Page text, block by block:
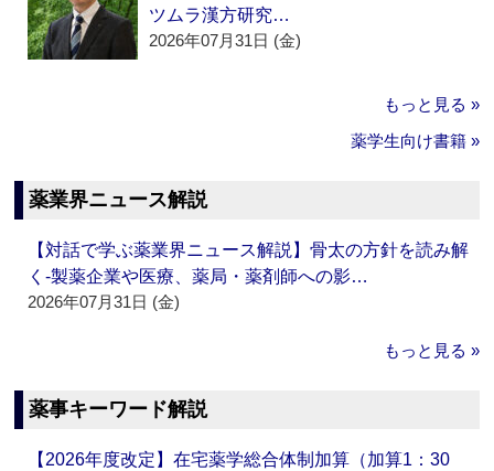
ツムラ漢方研究…
2026年07月31日 (金)
もっと見る »
薬学生向け書籍 »
薬業界ニュース解説
【対話で学ぶ薬業界ニュース解説】骨太の方針を読み解
く‐製薬企業や医療、薬局・薬剤師への影…
2026年07月31日 (金)
もっと見る »
薬事キーワード解説
【2026年度改定】在宅薬学総合体制加算（加算1：30